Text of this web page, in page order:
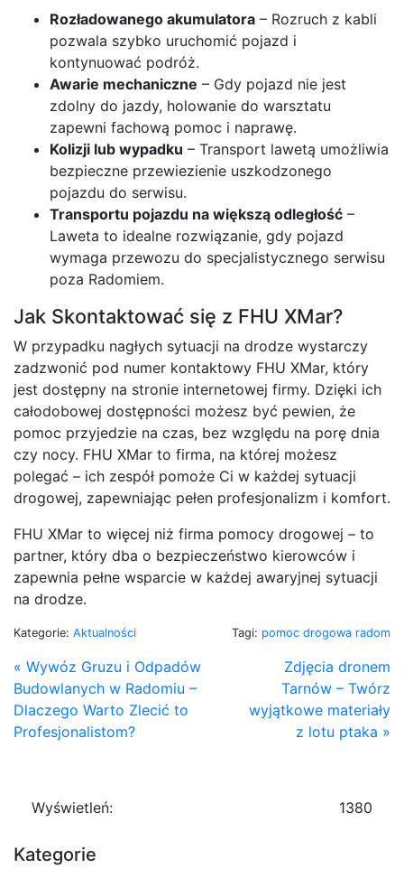
Rozładowanego akumulatora – Rozruch z kabli
pozwala szybko uruchomić pojazd i
kontynuować podróż.
Awarie mechaniczne – Gdy pojazd nie jest
zdolny do jazdy, holowanie do warsztatu
zapewni fachową pomoc i naprawę.
Kolizji lub wypadku – Transport lawetą umożliwia
bezpieczne przewiezienie uszkodzonego
pojazdu do serwisu.
Transportu pojazdu na większą odległość –
Laweta to idealne rozwiązanie, gdy pojazd
wymaga przewozu do specjalistycznego serwisu
poza Radomiem.
Jak Skontaktować się z FHU XMar?
W przypadku nagłych sytuacji na drodze wystarczy
zadzwonić pod numer kontaktowy FHU XMar, który
jest dostępny na stronie internetowej firmy. Dzięki ich
całodobowej dostępności możesz być pewien, że
pomoc przyjedzie na czas, bez względu na porę dnia
czy nocy. FHU XMar to firma, na której możesz
polegać – ich zespół pomoże Ci w każdej sytuacji
drogowej, zapewniając pełen profesjonalizm i komfort.
FHU XMar to więcej niż firma pomocy drogowej – to
partner, który dba o bezpieczeństwo kierowców i
zapewnia pełne wsparcie w każdej awaryjnej sytuacji
na drodze.
Kategorie: Aktualności Tagi: pomoc drogowa radom
« Wywóz Gruzu i Odpadów
Budowlanych w Radomiu –
Dlaczego Warto Zlecić to
Profesjonalistom?
Zdjęcia dronem
Tarnów – Twórz
wyjątkowe materiały
z lotu ptaka »
Wyświetleń: 1380
Kategorie